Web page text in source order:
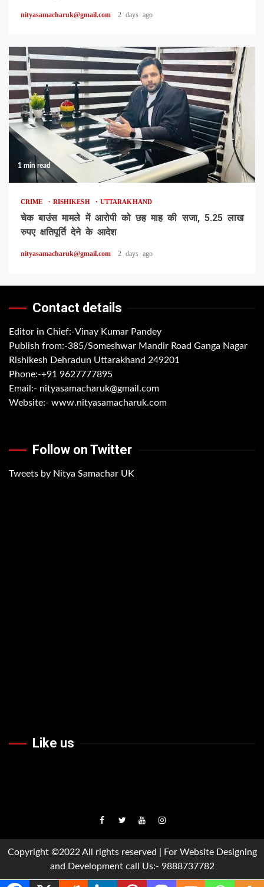
nityasamacharuk@gmail.com 2 days ago
1 min read
CRIME RISHIKESH UTTARAKHAND
चेक बाउंस मामले में आरोपी को छह माह की सजा, 5.25 लाख
रुपए क्षतिपूर्ति देने के आदेश
nityasamacharuk@gmail.com 2 days ago
Contact details
Editor in Chief:-Vinay Kumar Pandey
Publish from:-385/Someshwar Mandir Road Ganga Nagar
Rishikesh Dehradun Uttarakhand 249201
Phone:-+91 9627777895
Email:- nityasamacharuk@gmail.com
Website:- www.nityasamacharuk.com
Follow on Twitter
Tweets by Nitya Samachar UK
Like us
Facebook
TwiteerYoutubeInstagram
Copyright ©2022 All rights reserved | For Website Designing
and Development call Us:- 9888737782